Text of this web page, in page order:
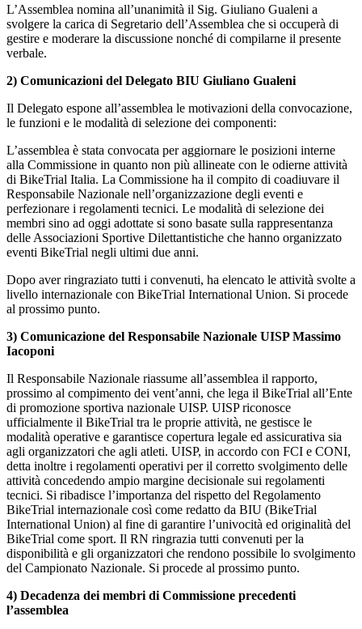
L’Assemblea nomina all’unanimità il Sig. Giuliano Gualeni a
svolgere la carica di Segretario dell’Assemblea che si occuperà di
gestire e moderare la discussione nonché di compilarne il presente
verbale.
2) Comunicazioni del Delegato BIU Giuliano Gualeni
Il Delegato espone all’assemblea le motivazioni della convocazione,
le funzioni e le modalità di selezione dei componenti:
L’assemblea è stata convocata per aggiornare le posizioni interne
alla Commissione in quanto non più allineate con le odierne attività
di BikeTrial Italia. La Commissione ha il compito di coadiuvare il
Responsabile Nazionale nell’organizzazione degli eventi e
perfezionare i regolamenti tecnici. Le modalità di selezione dei
membri sino ad oggi adottate si sono basate sulla rappresentanza
delle Associazioni Sportive Dilettantistiche che hanno organizzato
eventi BikeTrial negli ultimi due anni.
Dopo aver ringraziato tutti i convenuti, ha elencato le attività svolte a
livello internazionale con BikeTrial International Union. Si procede
al prossimo punto.
3) Comunicazione del Responsabile Nazionale UISP Massimo
Iacoponi
Il Responsabile Nazionale riassume all’assemblea il rapporto,
prossimo al compimento dei vent’anni, che lega il BikeTrial all’Ente
di promozione sportiva nazionale UISP. UISP riconosce
ufficialmente il BikeTrial tra le proprie attività, ne gestisce le
modalità operative e garantisce copertura legale ed assicurativa sia
agli organizzatori che agli atleti. UISP, in accordo con FCI e CONI,
detta inoltre i regolamenti operativi per il corretto svolgimento delle
attività concedendo ampio margine decisionale sui regolamenti
tecnici. Si ribadisce l’importanza del rispetto del Regolamento
BikeTrial internazionale così come redatto da BIU (BikeTrial
International Union) al fine di garantire l’univocità ed originalità del
BikeTrial come sport. Il RN ringrazia tutti convenuti per la
disponibilità e gli organizzatori che rendono possibile lo svolgimento
del Campionato Nazionale. Si procede al prossimo punto.
4) Decadenza dei membri di Commissione precedenti
l’assemblea